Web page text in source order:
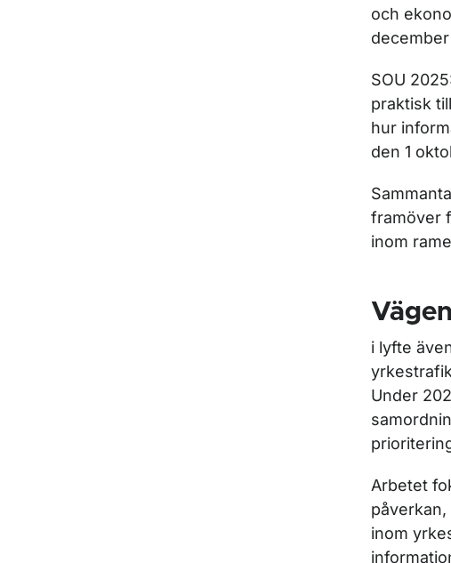
och
SOU
praktisk
hur
den 1
framöver
inom
i lyfte
Under
Arbetet
inom